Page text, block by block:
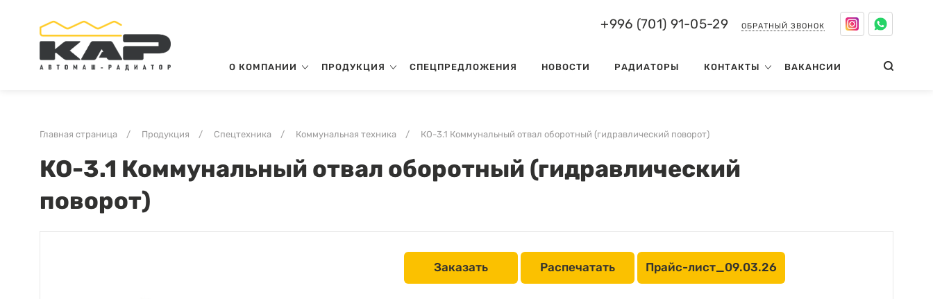
+996 (701) 91-05-29 ОБРАТНЫЙ ЗВОНОК
О КОМПАНИИ ПРОДУКЦИЯ СПЕЦПРЕДЛОЖЕНИЯ НОВОСТИ РАДИАТОРЫ КОНТАКТЫ ВАКАНСИИ
Главная страница / Продукция / Спецтехника / Коммунальная техника / КО-3.1 Коммунальный отвал оборотный (гидравлический поворот)
КО-3.1 Коммунальный отвал оборотный (гидравлический
поворот)
Заказать Распечатать Прайс-лист_09.03.26